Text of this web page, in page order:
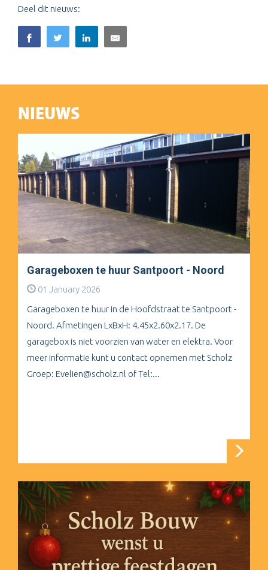
Deel dit nieuws:
NIEUWS
Garageboxen te huur Santpoort - Noord
01 January 2026
Garageboxen te huur in de Hoofdstraat te Santpoort -
Noord. Afmetingen LxBxH: 4.45x2.60x2.17. De
garagebox is niet voorzien van water en elektra. Voor
meer informatie kunt u contact opnemen met Scholz
Groep: Evelien@scholz.nl of Tel:...